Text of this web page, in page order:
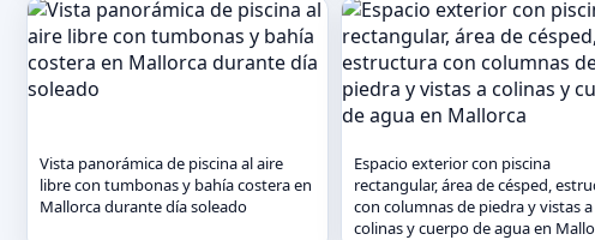
Vista panorámica de piscina al aire
libre con tumbonas y bahía costera en
Mallorca durante día soleado
Espacio exterior con piscina
rectangular, área de césped,
con columnas de piedra y vistas a
colinas y cuerpo de agua en